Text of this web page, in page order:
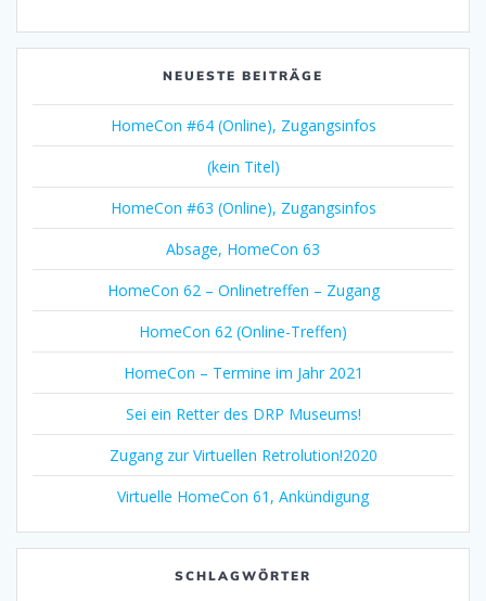
NEUESTE BEITRÄGE
HomeCon #64 (Online), Zugangsinfos
(kein Titel)
HomeCon #63 (Online), Zugangsinfos
Absage, HomeCon 63
HomeCon 62 – Onlinetreffen – Zugang
HomeCon 62 (Online-Treffen)
HomeCon – Termine im Jahr 2021
Sei ein Retter des DRP Museums!
Zugang zur Virtuellen Retrolution!2020
Virtuelle HomeCon 61, Ankündigung
SCHLAGWÖRTER